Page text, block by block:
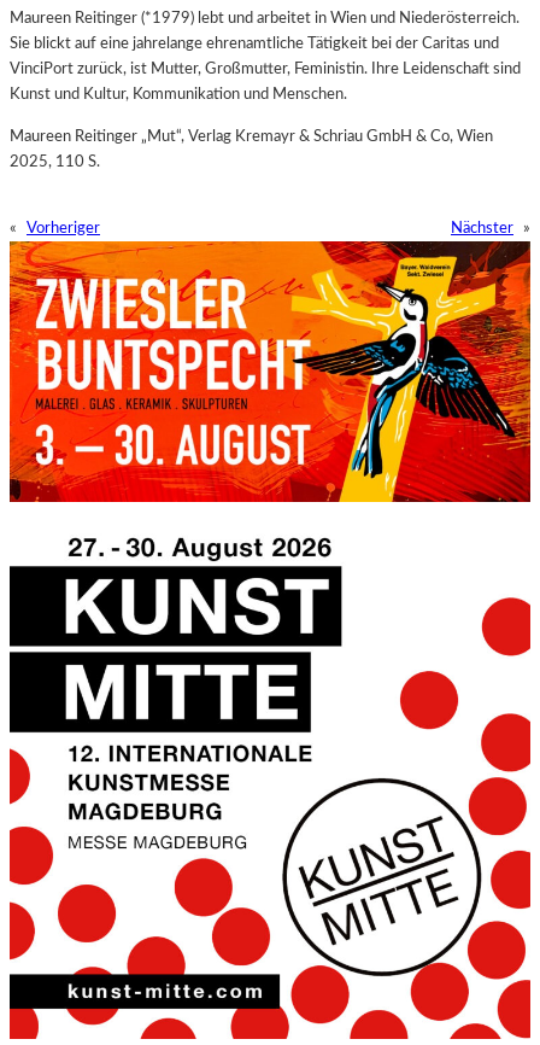
Maureen Reitinger (*1979) lebt und arbeitet in Wien und Niederösterreich.
Sie blickt auf eine jahrelange ehrenamtliche Tätigkeit bei der Caritas und
VinciPort zurück, ist Mutter, Großmutter, Feministin. Ihre Leidenschaft sind
Kunst und Kultur, Kommunikation und Menschen.
Maureen Reitinger „Mut“, Verlag Kremayr & Schriau GmbH & Co, Wien
2025, 110 S.
« Vorheriger Nächster »